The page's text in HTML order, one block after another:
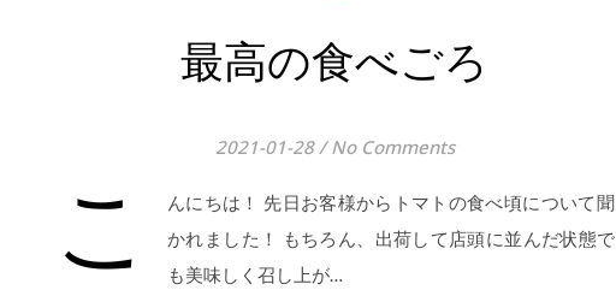
最高の食べごろ
2021-01-28 / No Comments
こ
んにちは！ 先日お客様からトマトの食べ頃について聞
かれました！ もちろん、出荷して店頭に並んだ状態で
も美味しく召し上が…